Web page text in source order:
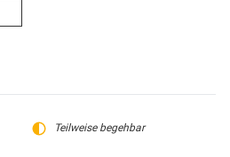
Teilweise begehbar